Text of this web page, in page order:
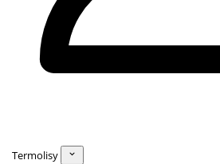
Termolisy